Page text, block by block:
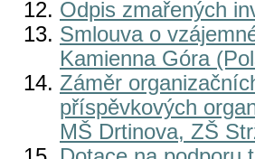
Odpis zmařených
Smlouva o
Kamienna Góra
Záměr
příspěvkových
MŠ Drtinova, ZŠ